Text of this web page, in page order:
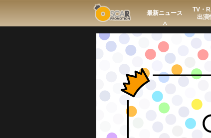
最新ニュース
TV・
出演